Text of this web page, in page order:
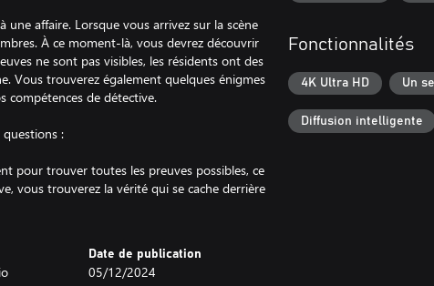
affaire. Lorsque vous arrivez sur la scène
À ce moment-là, vous devrez découvrir
ne sont pas visibles, les résidents ont des
Vous trouverez également quelques énigmes
de détective.
questions :
pour trouver toutes les preuves possibles, ce
vous trouverez la vérité qui se cache derrière
Date de publication
05/12/2024
Fonctionnalités
4K Ultra HD Un
Diffusion intelligente